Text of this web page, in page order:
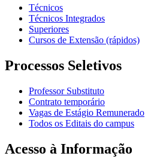
Técnicos
Técnicos Integrados
Superiores
Cursos de Extensão (rápidos)
Processos Seletivos
Professor Substituto
Contrato temporário
Vagas de Estágio Remunerado
Todos os Editais do campus
Acesso à Informação